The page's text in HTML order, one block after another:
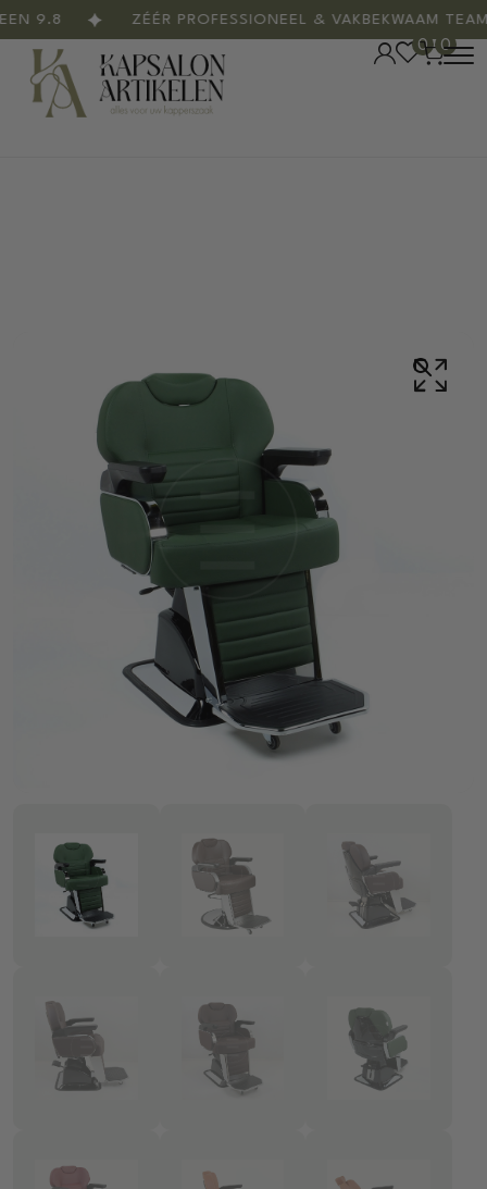
9.8 ZÉÉR PROFESSIONEEL & VAKBEKWAAM TEAM
0 0